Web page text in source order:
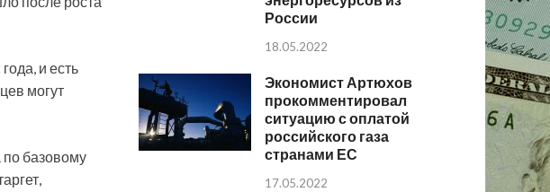
и есть
могут
по базовому
России
18.05.2022
Экономист Артюхов
прокомментировал
ситуацию с оплатой
российского газа
странами ЕС
17.05.2022